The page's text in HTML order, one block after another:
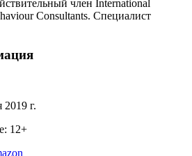
член International
Consultants. Специалист
2019 г.
12+